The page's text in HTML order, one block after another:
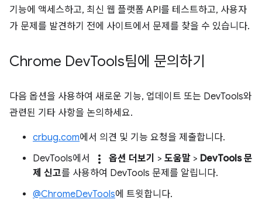
기능에 액세스하고, 최신 웹 플랫폼 API를 테스트하고, 사용자
가 문제를 발견하기 전에 사이트에서 문제를 찾을 수 있습니다.
Chrome DevTools팀에 문의하기
다음 옵션을 사용하여 새로운 기능, 업데이트 또는 DevTools와
관련된 기타 사항을 논의하세요.
crbug.com에서 의견 및 기능 요청을 제출합니다.
DevTools에서
more_vert 옵션 더보기 > 도움말 > DevTools 문
제 신고를 사용하여 DevTools 문제를 알립니다.
@ChromeDevTools에 트윗합니다.